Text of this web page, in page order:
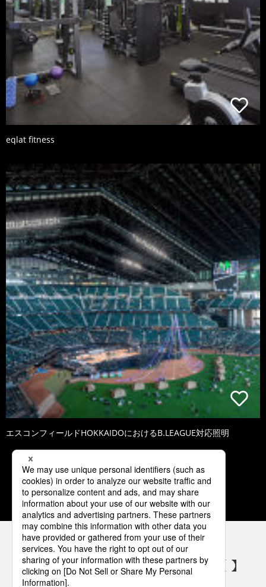
eqlat fitness
エスコンフィールドHOKKAIDOにおけるB.LEAGUE対応照明
1 2 3 4 5
パナソニックの電気設備 SNSアカウント